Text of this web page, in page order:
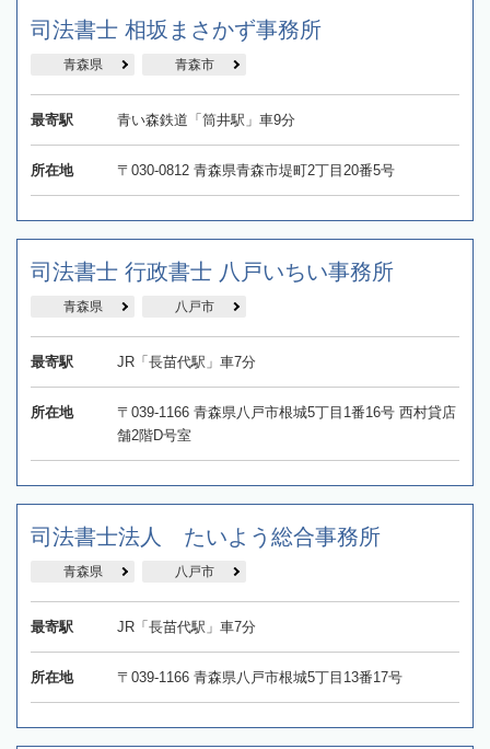
司法書士 相坂まさかず事務所
青森県 青森市
最寄駅 青い森鉄道「筒井駅」車9分
所在地 〒030-0812 青森県青森市堤町2丁目20番5号
司法書士 行政書士 八戸いちい事務所
青森県 八戸市
最寄駅 JR「長苗代駅」車7分
所在地
〒039-1166 青森県八戸市根城5丁目1番16号 西村貸店
舗2階D号室
司法書士法人 たいよう総合事務所
青森県 八戸市
最寄駅 JR「長苗代駅」車7分
所在地 〒039-1166 青森県八戸市根城5丁目13番17号